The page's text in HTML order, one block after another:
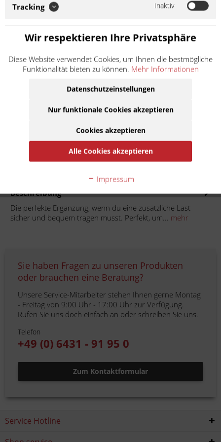
du eine zusätzliche Last sicher und bequem tragen musst.
Perfekt, um deine Sachen überall auf die bequemste und
angegeben: Bei der angebotenen Ware...
44,50 € *
zzgl. Versandkosten
Lieferzeit ca. 1 Werktag
In denWarenkorb
Auf die Merkliste
Beschreibung
Die perfekte Ergänzung, wenn du eine zusätzliche Last
sicher und bequem tragen musst. Perfekt, um... mehr
Sie haben Fragen zu unseren Produkten
oder brauchen eine Beratung?
Unsere Service-Mitarbeiter stehen Ihnen gerne Montag
- Freitag von 9:00 Uhr - 17:00 Uhr zur Verfügung.
Rufen Sie uns doch einfach an oder schreiben Sie uns.
Telefon
+49 (0) 6431 - 91 95 0
Zum Kontaktformular
Service Hotline
Tracking Inaktiv
Wir respektieren Ihre Privatsphäre
Diese Website verwendet Cookies, um Ihnen die bestmögliche
Funktionalität bieten zu können. Mehr Informationen
Datenschutzeinstellungen
Nur funktionale Cookies akzeptieren
Cookies akzeptieren
Alle Cookies akzeptieren
Impressum